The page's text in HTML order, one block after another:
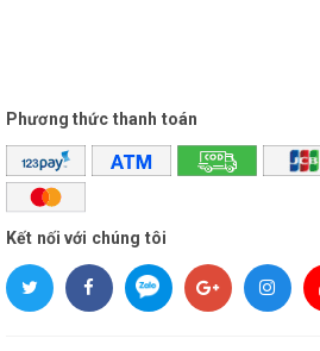
Phương thức thanh toán
Kết nối với chúng tôi